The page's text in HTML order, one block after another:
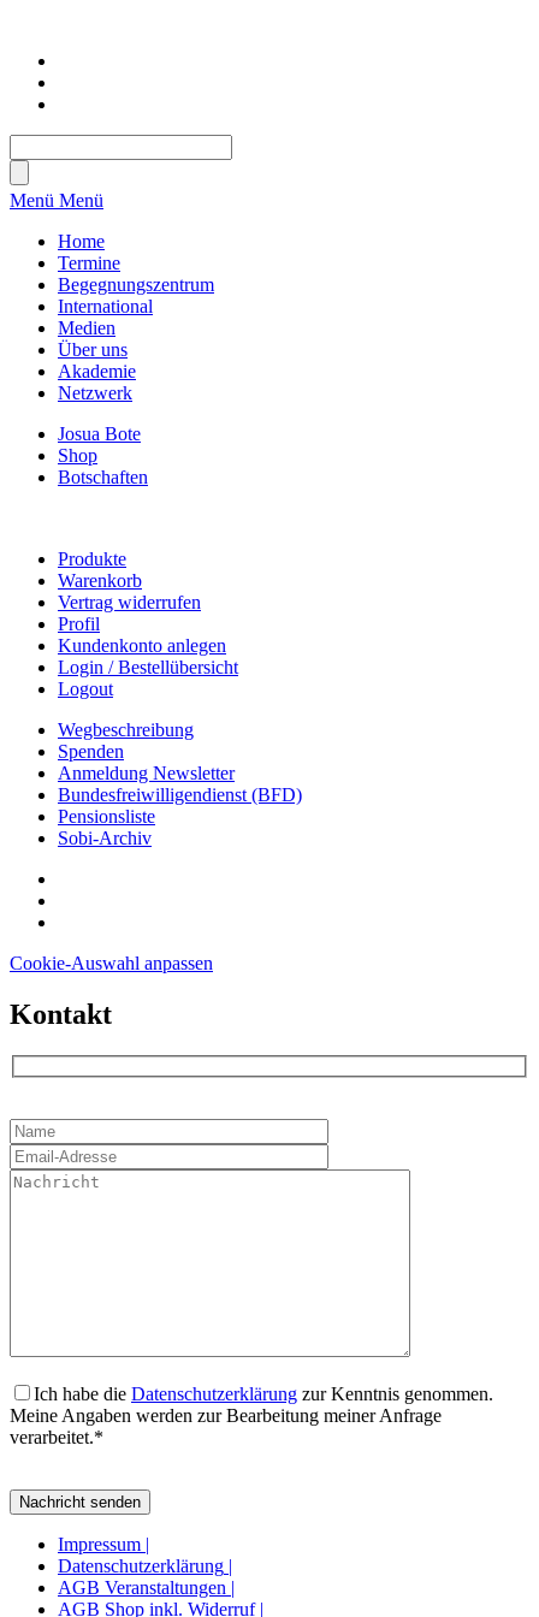
Menü Menü
Home
Termine
Begegnungszentrum
International
Medien
Über uns
Akademie
Netzwerk
Josua Bote
Shop
Botschaften
Produkte
Warenkorb
Vertrag widerrufen
Profil
Kundenkonto anlegen
Login / Bestellübersicht
Logout
Wegbeschreibung
Spenden
Anmeldung Newsletter
Bundesfreiwilligendienst (BFD)
Pensionsliste
Sobi-Archiv
Cookie-Auswahl anpassen
Kontakt
Ich habe die Datenschutzerklärung zur Kenntnis genommen.
Meine Angaben werden zur Bearbeitung meiner Anfrage
verarbeitet.*
Impressum |
Datenschutzerklärung |
AGB Veranstaltungen |
AGB Shop inkl. Widerruf|